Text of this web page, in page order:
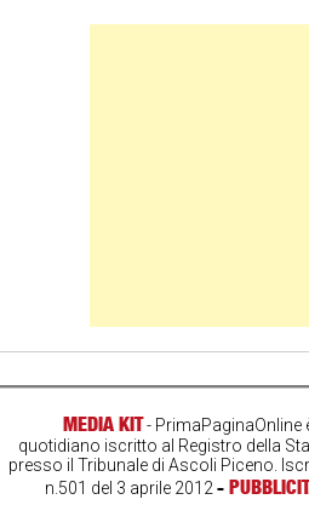
MEDIA KIT- PrimaPaginaOnline
quotidiano iscritto al Registro della
presso il Tribunale di Ascoli Piceno.
n.501 del 3 aprile 2012-